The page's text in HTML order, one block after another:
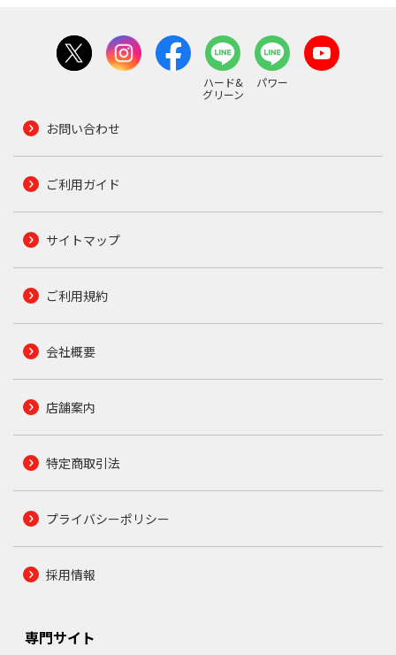
ハード&
グリーン
パワー
お問い合わせ
ご利用ガイド
サイトマップ
ご利用規約
会社概要
店舗案内
特定商取引法
プライバシーポリシー
採用情報
専門サイト